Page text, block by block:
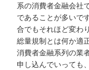
系の消費者金融会社
であることが多いで
合でもそれほど変わ
総量規制とは何か適
消費者金融系列の業
申し込んでいっても